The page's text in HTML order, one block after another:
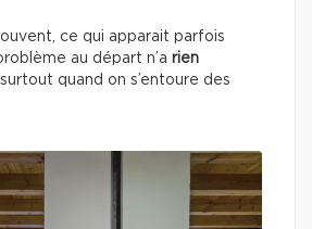
ce qui apparait parfois
au départ n’a rien
quand on s’entoure des